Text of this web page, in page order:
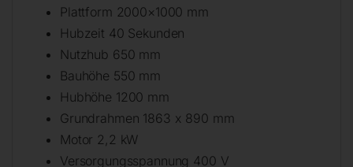
Plattform 2000×1000 mm
Hubzeit 40 Sekunden
Nutzhub 650 mm
Bauhöhe 550 mm
Hubhöhe 1200 mm
Grundrahmen 1863 x 890 mm
Motor 2,2 kW
Versorgungsspannung 400 V